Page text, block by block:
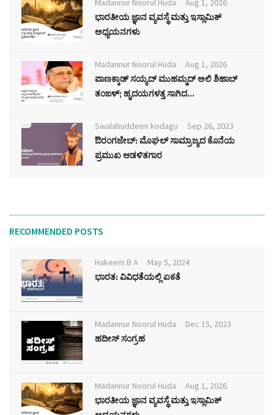
Madannur Noorul Huda
Aug 1, 2026
ಭಾರತೀಯ ಜ್ಞಾನ ವ್ಯವಸ್ಥೆ ಮತ್ತು ಇಸ್ಲಾಮಿಕ್
ಅಧ್ಯಯನಗಳು
Madannur Noorul Huda
Aug 1, 2026
ಪಾಣಕ್ಕಾಡ್ ಸಯ್ಯದ್ ಮುಹಮ್ಮದ್ ಅಲಿ ಶಿಹಾಬ್
ತಂಙಳ್; ಹೃದಯಗಳತ್ತ ಸಾಗಿದ...
Swalahuddeen kodagu
Sep 26, 2023
ಔರಂಗಜೇಬ್: ಮೊಘಲ್ ಸಾಮ್ರಾಜ್ಯದ ಕೊನೆಯ
ಪ್ರಮುಖ ಆಡಳಿತಗಾರ
RECOMMENDED POSTS
Hakeem B A
May 5, 2024
ಭಾರತ: ವಿವಿಧತೆಯಲ್ಲಿ ಏಕತೆ
Madannur Noorul Huda
Dec 15, 2023
ಹದೀಸ್ ಸಂಗ್ರಹ
Madannur Noorul Huda
Aug 1, 2026
ಭಾರತೀಯ ಜ್ಞಾನ ವ್ಯವಸ್ಥೆ ಮತ್ತು ಇಸ್ಲಾಮಿಕ್